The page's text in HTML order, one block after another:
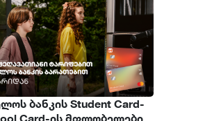
ბანკის Student Card-